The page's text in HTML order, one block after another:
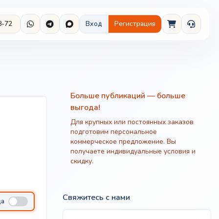
72 Вход Регистрация
Больше публикаций — больше
выгода!
Для крупных или постоянных заказов
подготовим персональное
коммерческое предложение. Вы
получаете индивидуальные условия и
скидку.
Свяжитесь с нами